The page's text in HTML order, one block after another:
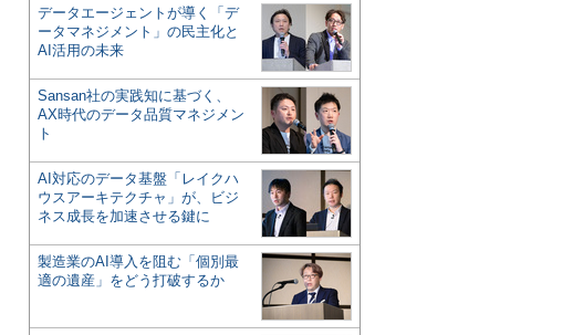
データエージェントが導く「デ
ータマネジメント」の民主化と
AI活用の未来
Sansan社の実践知に基づく、
AX時代のデータ品質マネジメン
ト
AI対応のデータ基盤「レイクハ
ウスアーキテクチャ」が、ビジ
ネス成長を加速させる鍵に
製造業のAI導入を阻む「個別最
適の遺産」をどう打破するか